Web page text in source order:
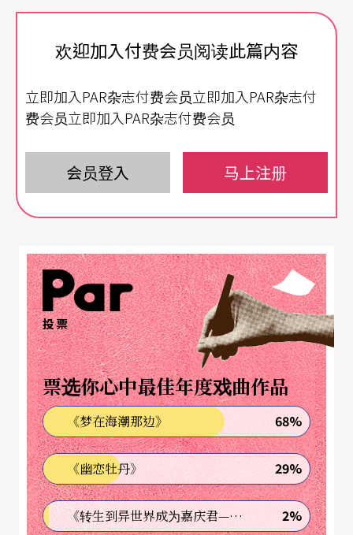
应用音乐系专任讲师
在台湾现今的音乐相关科系当中，与音乐工程相关
的系组屈指可数，其中又大多以电脑音乐创作为导
向；又或是以通俗音乐为方向，运用MIDI为工具从
（Music Engineering）」或是「音乐科技（Music T
echnology）」为名的科系，在国外早已行之有
「音乐艺术（musical Arts）」与「科技（Technol
ogy）」相结合，运用科技媒介来表现音乐艺术及将
音乐艺术作适当的保存记录与传播。其中，关于
「录音制作（Recording Production）」这项特别
专门的系组，应该可以说是相关科系当中历史最悠
久的其中之一了，也是本文所要介绍的重点系组。
从古典到多元的「艺术制作总监」
介绍录音制作之前，得先介绍一个特殊的专有名
词： Tonmeister。德文Tonmeister一词专指在音乐
欢迎加入付费会员阅读此篇内容
立即加入PAR杂志付费会员立即加入PAR杂志付
费会员立即加入PAR杂志付费会员
会员登入 马上注册
投票
票选你心中最佳年度戏曲作品
《梦在海潮那边》 68%
《幽恋牡丹》 29%
《转生到异世界成为嘉庆君—发现我的祖先是诈骗集团!?》 2%